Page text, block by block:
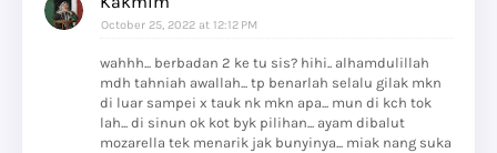
October 25, 2022 at 12:12 PM
wahhh... berbadan 2 ke tu sis? hihi.. alhamdulillah
mdh tahniah awallah... tp benarlah selalu gilak mkn
di luar sampei x tauk nk mkn apa... mun di kch tok
lah... di sinun ok kot byk pilihan... ayam dibalut
mozarella tek menarik jak bunyinya... miak nang suka